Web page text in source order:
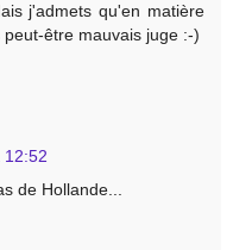
j'admets qu'en matière
être mauvais juge :-)
12:52
de Hollande...